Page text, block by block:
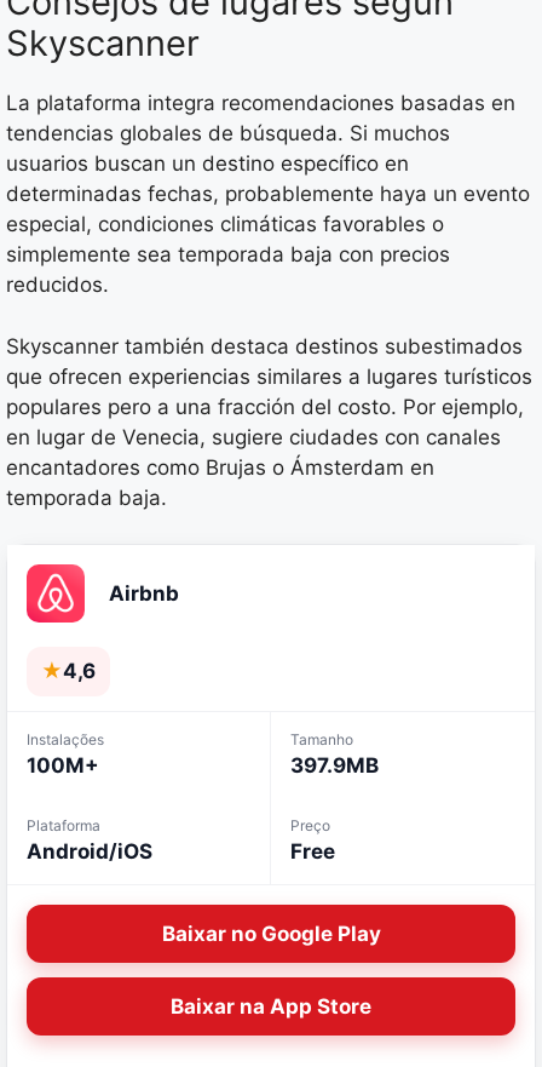
Skyscanner
La plataforma integra recomendaciones basadas en
tendencias globales de búsqueda. Si muchos
usuarios buscan un destino específico en
determinadas fechas, probablemente haya un evento
especial, condiciones climáticas favorables o
simplemente sea temporada baja con precios
reducidos.
Skyscanner también destaca destinos subestimados
que ofrecen experiencias similares a lugares turísticos
populares pero a una fracción del costo. Por ejemplo,
en lugar de Venecia, sugiere ciudades con canales
encantadores como Brujas o Ámsterdam en
temporada baja.
Airbnb
★4,6
Instalações
100M+
Tamanho
397.9MB
Plataforma
Android/iOS
Preço
Free
Baixar no Google Play
Baixar na App Store